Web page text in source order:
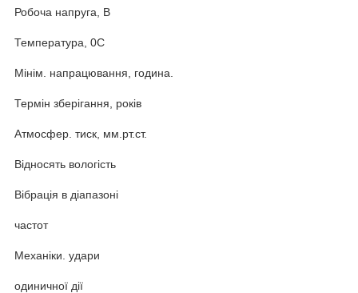
Робоча напруга, В
Температура, 0С
Мінім. напрацювання, година.
Термін зберігання, років
Атмосфер. тиск, мм.рт.ст.
Відносять вологість
Вібрація в діапазоні
частот
Механіки. удари
одиничної дії